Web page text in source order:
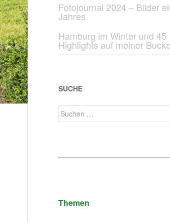
Fotojournal 2024 – Bilder
Jahres
Hamburg im Winter und 45
Highlights auf meiner
SUCHE
Suchen
Themen